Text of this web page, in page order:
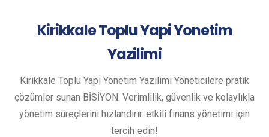
KirikkaleToplu Yapi Yonetim
Yazilimi
Kirikkale Toplu Yapi Yonetim Yazilimi Yöneticilere pratik
çözümler sunan BİSİYON. Verimlilik, güvenlik ve kolaylıkla
yönetim süreçlerini hızlandırır. etkili finans yönetimi için
tercih edin!